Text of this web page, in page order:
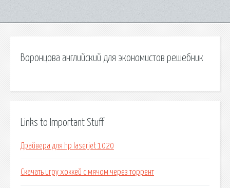
Воронцова английский для экономистов решебник
Links to Important Stuff
Драйвера для hp laserjet 1020
Скачать игру хоккей с мячом через торрент